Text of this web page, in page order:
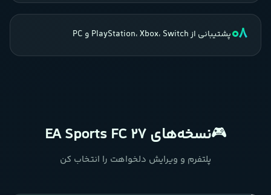
08پشتیبانی از PlayStation، Xbox، Switch و PC
🎮نسخه‌های EA Sports FC 27
پلتفرم و ویرایش دلخواهت را انتخاب کن